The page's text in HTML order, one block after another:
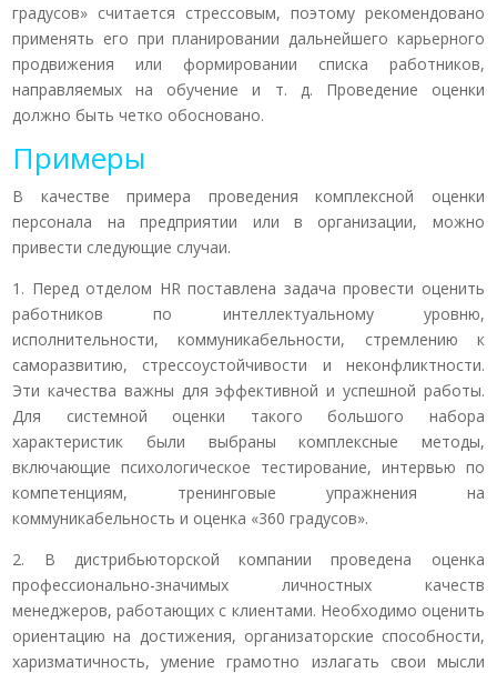
градусов» считается стрессовым, поэтому рекомендовано
применять его при планировании дальнейшего карьерного
продвижения или формировании списка работников,
направляемых на обучение и т. д. Проведение оценки
должно быть четко обосновано.
Примеры
В качестве примера проведения комплексной оценки
персонала на предприятии или в организации, можно
привести следующие случаи.
1. Перед отделом HR поставлена задача провести оценить
работников по интеллектуальному уровню,
исполнительности, коммуникабельности, стремлению к
саморазвитию, стрессоустойчивости и неконфликтности.
Эти качества важны для эффективной и успешной работы.
Для системной оценки такого большого набора
характеристик были выбраны комплексные методы,
включающие психологическое тестирование, интервью по
компетенциям, тренинговые упражнения на
коммуникабельность и оценка «360 градусов».
2. В дистрибьюторской компании проведена оценка
профессионально-значимых личностных качеств
менеджеров, работающих с клиентами. Необходимо оценить
ориентацию на достижения, организаторские способности,
харизматичность, умение грамотно излагать свои мысли